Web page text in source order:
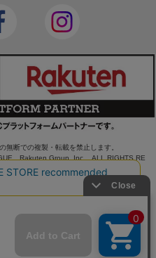
無断での複製・転載を禁止します。
Rakuten Group, Inc. ALL RIGHTS RE